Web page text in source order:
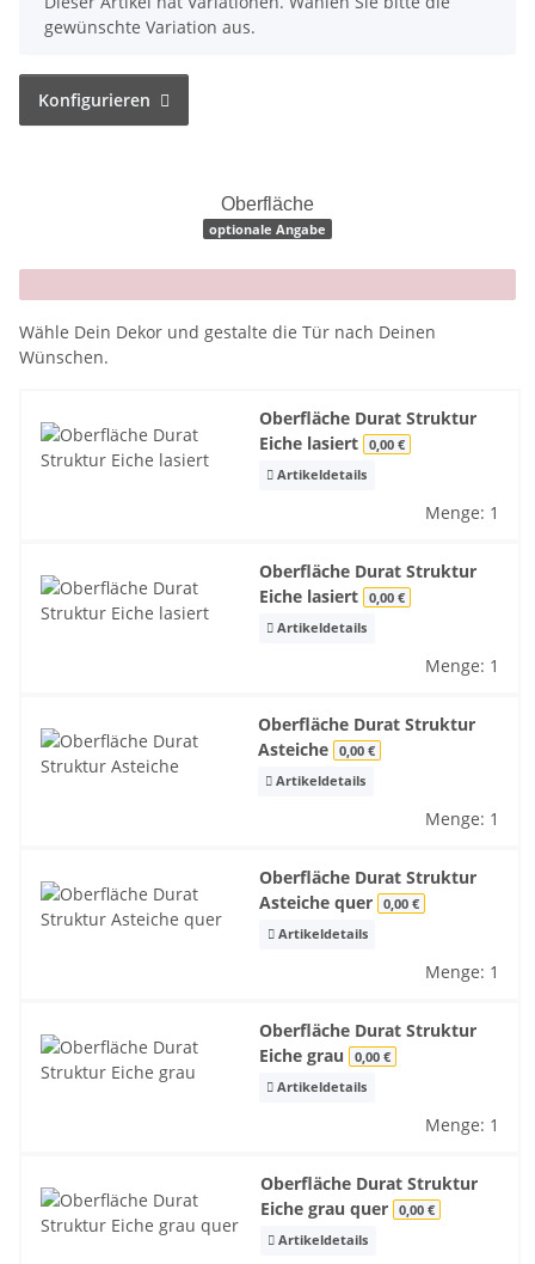
gewünschte Variation aus.
Konfigurieren
Oberfläche
optionale Angabe
x
Wähle Dein Dekor und gestalte die Tür nach Deinen
Wünschen.
Oberfläche Durat Struktur
Eiche lasiert
0,00 €
Artikeldetails
Menge: 1
Oberfläche Durat Struktur
Eiche lasiert
0,00 €
Artikeldetails
Menge: 1
Oberfläche Durat Struktur
Asteiche
0,00 €
Artikeldetails
Menge: 1
Oberfläche Durat Struktur
Asteiche quer
0,00 €
Artikeldetails
Menge: 1
Oberfläche Durat Struktur
Eiche grau
0,00 €
Artikeldetails
Menge: 1
Oberfläche Durat Struktur
Eiche grau quer
0,00 €
Artikeldetails